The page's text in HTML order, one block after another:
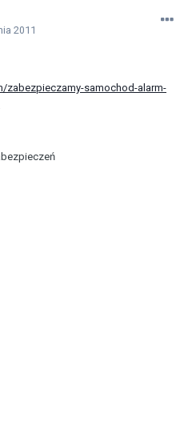
2011
zabezpieczamy-samochod-alarm-